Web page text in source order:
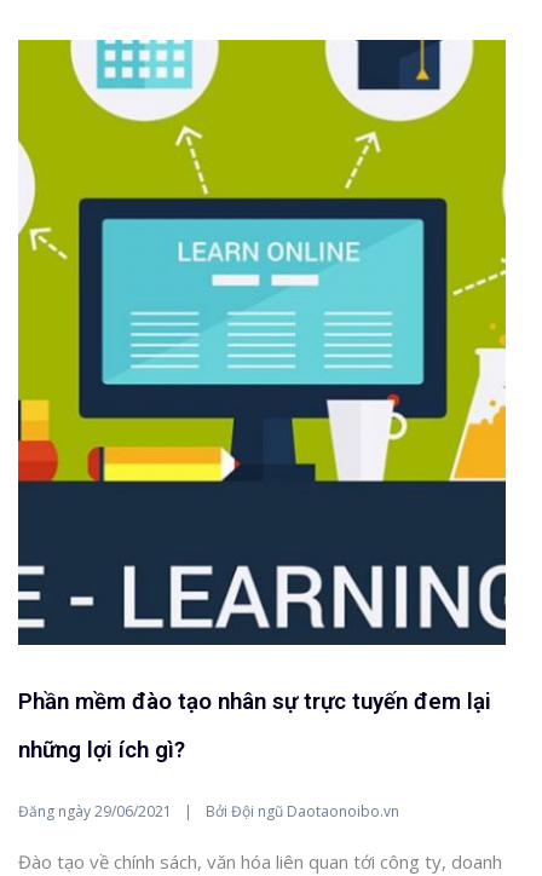
Phần mềm đào tạo nhân sự trực tuyến đem lại
những lợi ích gì?
Đăng ngày29/06/2021 Bởi Đội ngũ Daotaonoibo.vn
Đào tạo về chính sách, văn hóa liên quan tới công ty, doanh